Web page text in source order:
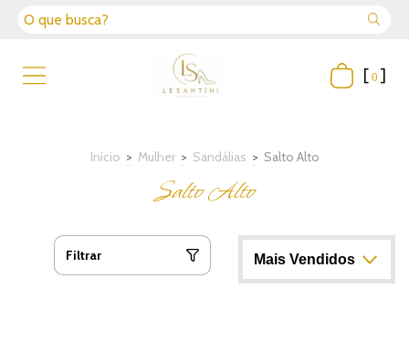
[ 0 ]
Início > Mulher > Sandálias > Salto Alto
Salto Alto
Filtrar